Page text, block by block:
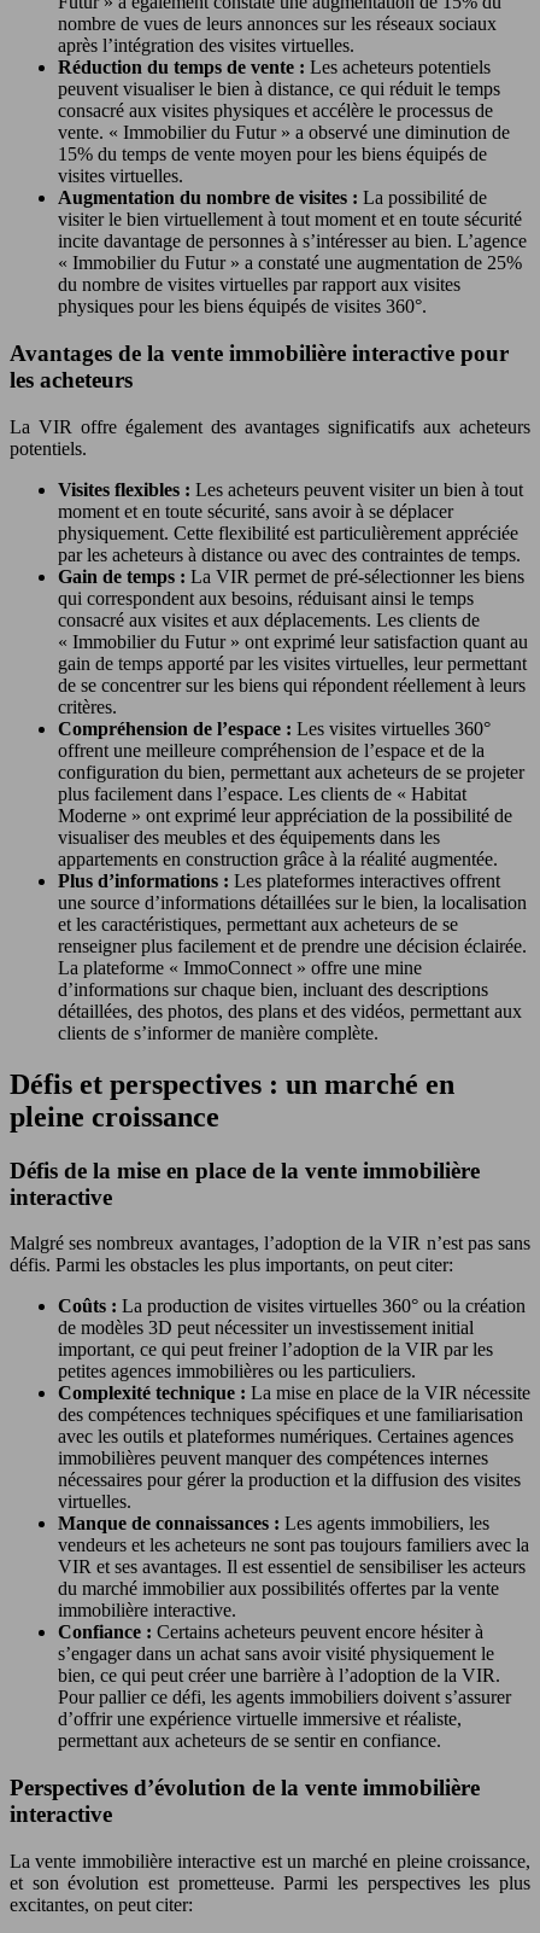
nombre de vues de leurs annonces sur les réseaux sociaux
après l’intégration des visites virtuelles.
Réduction du temps de vente : Les acheteurs potentiels
peuvent visualiser le bien à distance, ce qui réduit le temps
consacré aux visites physiques et accélère le processus de
vente. « Immobilier du Futur » a observé une diminution de
15% du temps de vente moyen pour les biens équipés de
visites virtuelles.
Augmentation du nombre de visites : La possibilité de
visiter le bien virtuellement à tout moment et en toute sécurité
incite davantage de personnes à s’intéresser au bien. L’agence
« Immobilier du Futur » a constaté une augmentation de 25%
du nombre de visites virtuelles par rapport aux visites
physiques pour les biens équipés de visites 360°.
Avantages de la vente immobilière interactive pour
les acheteurs
La VIR offre également des avantages significatifs aux acheteurs
potentiels.
Visites flexibles : Les acheteurs peuvent visiter un bien à tout
moment et en toute sécurité, sans avoir à se déplacer
physiquement. Cette flexibilité est particulièrement appréciée
par les acheteurs à distance ou avec des contraintes de temps.
Gain de temps : La VIR permet de pré-sélectionner les biens
qui correspondent aux besoins, réduisant ainsi le temps
consacré aux visites et aux déplacements. Les clients de
« Immobilier du Futur » ont exprimé leur satisfaction quant au
gain de temps apporté par les visites virtuelles, leur permettant
de se concentrer sur les biens qui répondent réellement à leurs
critères.
Compréhension de l’espace : Les visites virtuelles 360°
offrent une meilleure compréhension de l’espace et de la
configuration du bien, permettant aux acheteurs de se projeter
plus facilement dans l’espace. Les clients de « Habitat
Moderne » ont exprimé leur appréciation de la possibilité de
visualiser des meubles et des équipements dans les
appartements en construction grâce à la réalité augmentée.
Plus d’informations : Les plateformes interactives offrent
une source d’informations détaillées sur le bien, la localisation
et les caractéristiques, permettant aux acheteurs de se
renseigner plus facilement et de prendre une décision éclairée.
La plateforme « ImmoConnect » offre une mine
d’informations sur chaque bien, incluant des descriptions
détaillées, des photos, des plans et des vidéos, permettant aux
clients de s’informer de manière complète.
Défis et perspectives : un marché en
pleine croissance
Défis de la mise en place de la vente immobilière
interactive
Malgré ses nombreux avantages, l’adoption de la VIR n’est pas sans
défis. Parmi les obstacles les plus importants, on peut citer:
Coûts : La production de visites virtuelles 360° ou la création
de modèles 3D peut nécessiter un investissement initial
important, ce qui peut freiner l’adoption de la VIR par les
petites agences immobilières ou les particuliers.
Complexité technique : La mise en place de la VIR nécessite
des compétences techniques spécifiques et une familiarisation
avec les outils et plateformes numériques. Certaines agences
immobilières peuvent manquer des compétences internes
nécessaires pour gérer la production et la diffusion des visites
virtuelles.
Manque de connaissances : Les agents immobiliers, les
vendeurs et les acheteurs ne sont pas toujours familiers avec la
VIR et ses avantages. Il est essentiel de sensibiliser les acteurs
du marché immobilier aux possibilités offertes par la vente
immobilière interactive.
Confiance : Certains acheteurs peuvent encore hésiter à
s’engager dans un achat sans avoir visité physiquement le
bien, ce qui peut créer une barrière à l’adoption de la VIR.
Pour pallier ce défi, les agents immobiliers doivent s’assurer
d’offrir une expérience virtuelle immersive et réaliste,
permettant aux acheteurs de se sentir en confiance.
Perspectives d’évolution de la vente immobilière
interactive
La vente immobilière interactive est un marché en pleine croissance,
et son évolution est prometteuse. Parmi les perspectives les plus
excitantes, on peut citer: